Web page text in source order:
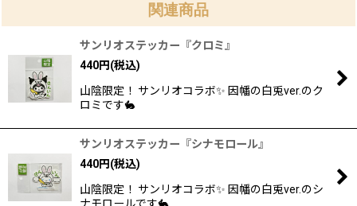
関連商品
サンリオステッカー『クロミ』
440円(税込)
山陰限定！ サンリオコラボ✨ 因幡の白兎ver.のク
ロミです🐇
サンリオステッカー『シナモロール』
440円(税込)
山陰限定！ サンリオコラボ✨ 因幡の白兎ver.のシ